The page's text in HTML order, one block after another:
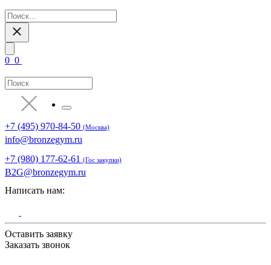
0 0
+7 (495) 970-84-50 (Москва)
info@bronzegym.ru
+7 (980) 177-62-61 (Гос закупки)
B2G@bronzegym.ru
Написать нам:
Оставить заявку
Заказать звонок